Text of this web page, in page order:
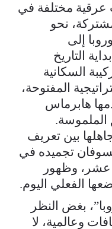
عرقية مختلفة في
نحو
إلى
التاريخ
السكانية
المفتوحة،
هابرماس
الملموسة.
بين تعريف
تجميده في
عشر، وظهور
الفعلي اليوم.
بغض النظر
وعالمية، لا